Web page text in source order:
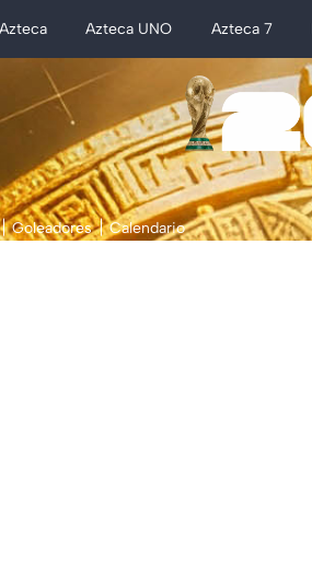
Azteca UNO Azteca 7
Goleadores Calendario